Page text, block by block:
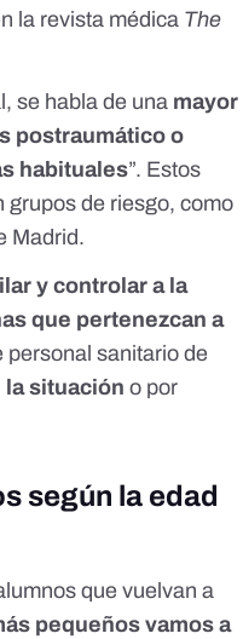
la revista médica The
se habla de una mayor
postraumático o
habituales”. Estos
grupos de riesgo,como
Madrid.
y controlar a la
que pertenezcan a
personal sanitario de
la situacióno por
según la edad
que vuelvan a
pequeños vamos a